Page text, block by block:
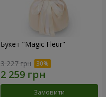
Букет "Magic Fleur"
3 227 грн
Замовити